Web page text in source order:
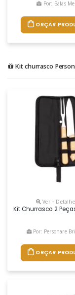
Por: Balas Mel
ORÇAR
Kit churrasco
Ver +
Kit Churrasco 2
Por: Personare
ORÇAR